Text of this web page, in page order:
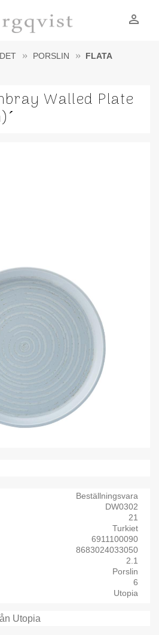
person_outline
PORSLIN
FLATA
Walled Plate
Beställningsvara
DW0302
21
Turkiet
6911100090
8683024033050
2.1
Porslin
6
Utopia
Utopia